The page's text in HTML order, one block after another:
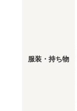
服装・持ち物